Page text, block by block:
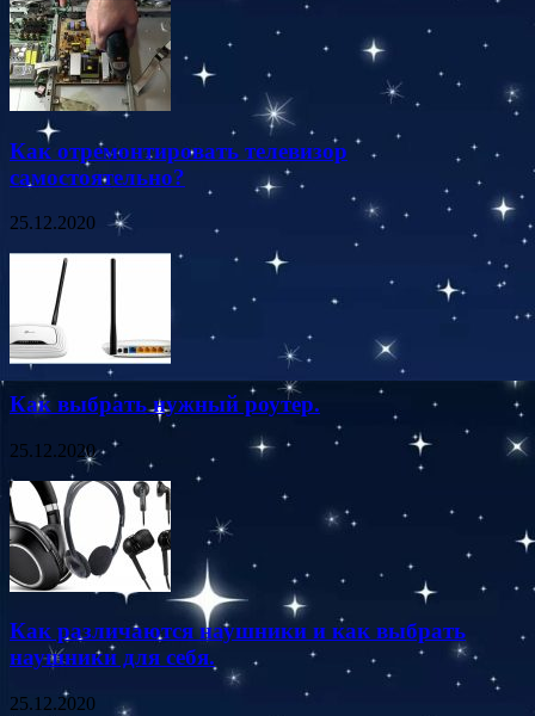
Как отремонтировать телевизор
самостоятельно?
25.12.2020
Как выбрать нужный роутер.
25.12.2020
Как различаются наушники и как выбрать
наушники для себя.
25.12.2020